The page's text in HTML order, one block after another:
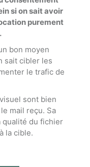
si on sait avoir
purement
bon moyen
sait cibler les
le trafic de
sont bien
mail reçu. Sa
qualité du fichier
la cible.